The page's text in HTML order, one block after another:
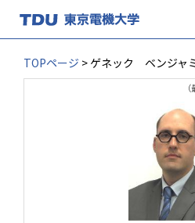
TOPページ > ゲネック ベンジャ